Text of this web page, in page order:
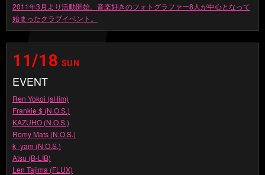
2011年3月より活動開始。音楽好きのフォトグラファー8人が中心となって
始まったクラブイベント。
11/18 SUN
EVENT
Ren Yokoi (sHim)
Frankie $ (N.O.S.)
KAZUHO (N.O.S.)
Romy Mats (N.O.S.)
k_yam (N.O.S.)
Atsu (B-LIB)
Len Tajima (FLUX)